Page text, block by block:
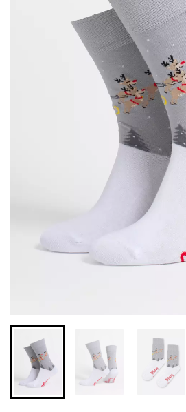
Бесшовные леггинсы из
микрофибры LEGGINGS
384